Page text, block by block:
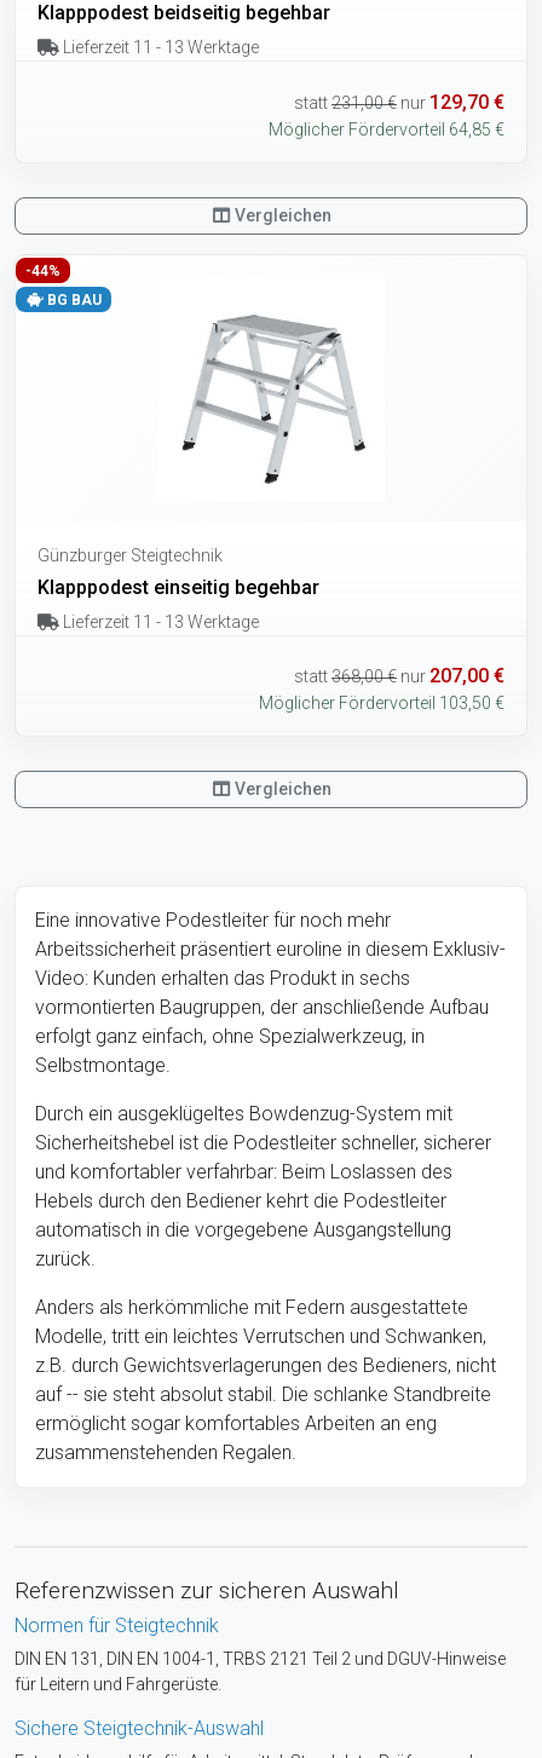
Klapppodest beidseitig begehbar
Lieferzeit 11 - 13 Werktage
statt231,00 € nur 129,70 €
Möglicher Fördervorteil 64,85 €
Vergleichen
-44%
BG BAU
Günzburger Steigtechnik
Klapppodest einseitig begehbar
Lieferzeit 11 - 13 Werktage
statt368,00 € nur 207,00 €
Möglicher Fördervorteil 103,50 €
Vergleichen
Eine innovative Podestleiter für noch mehr
Arbeitssicherheit präsentiert euroline in diesem Exklusiv-
Video: Kunden erhalten das Produkt in sechs
vormontierten Baugruppen, der anschließende Aufbau
erfolgt ganz einfach, ohne Spezialwerkzeug, in
Selbstmontage.
Durch ein ausgeklügeltes Bowdenzug-System mit
Sicherheitshebel ist die Podestleiter schneller, sicherer
und komfortabler verfahrbar: Beim Loslassen des
Hebels durch den Bediener kehrt die Podestleiter
automatisch in die vorgegebene Ausgangstellung
zurück.
Anders als herkömmliche mit Federn ausgestattete
Modelle, tritt ein leichtes Verrutschen und Schwanken,
z.B. durch Gewichtsverlagerungen des Bedieners, nicht
auf -- sie steht absolut stabil. Die schlanke Standbreite
ermöglicht sogar komfortables Arbeiten an eng
zusammenstehenden Regalen.
Referenzwissen zur sicheren Auswahl
Normen für Steigtechnik
DIN EN 131, DIN EN 1004-1, TRBS 2121 Teil 2 und DGUV-Hinweise
für Leitern und Fahrgerüste.
Sichere Steigtechnik-Auswahl